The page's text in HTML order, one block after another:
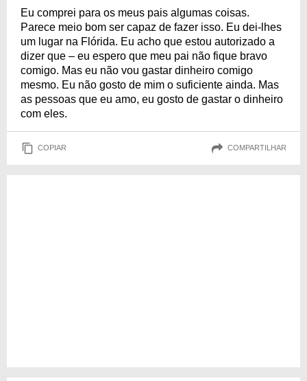
Eu comprei para os meus pais algumas coisas.
Parece meio bom ser capaz de fazer isso. Eu dei-lhes
um lugar na Flórida. Eu acho que estou autorizado a
dizer que – eu espero que meu pai não fique bravo
comigo. Mas eu não vou gastar dinheiro comigo
mesmo. Eu não gosto de mim o suficiente ainda. Mas
as pessoas que eu amo, eu gosto de gastar o dinheiro
com eles.
COPIAR COMPARTILHAR